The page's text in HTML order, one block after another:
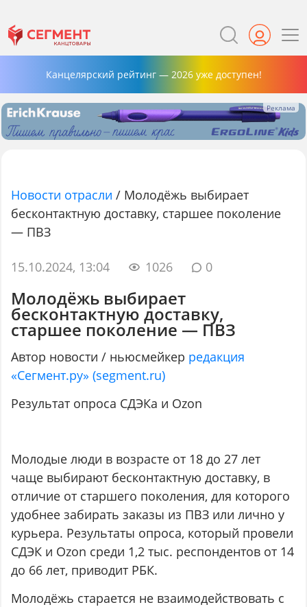
Канцелярский рейтинг — 2026 уже доступен!
Новости отрасли / Молодёжь выбирает
бесконтактную доставку, старшее поколение
— ПВЗ
15.10.2024, 13:04 1026 0
Молодёжь выбирает
бесконтактную доставку,
старшее поколение — ПВЗ
Автор новости / ньюсмейкер редакция
«Сегмент.ру» (segment.ru)
Результат опроса СДЭКа и Ozon
Молодые люди в возрасте от 18 до 27 лет
чаще выбирают бесконтактную доставку, в
отличие от старшего поколения, для которого
удобнее забирать заказы из ПВЗ или лично у
курьера. Результаты опроса, который провели
СДЭК и Ozon среди 1,2 тыс. респондентов от 14
до 66 лет, приводит РБК.
Молодёжь старается не взаимодействовать с